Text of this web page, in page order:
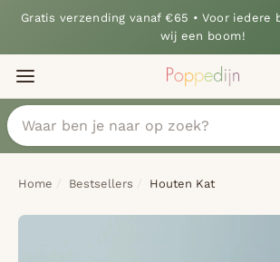
Gratis verzending vanaf €65 • Voor iedere
wij een boom!
Home Bestsellers Houten Kat